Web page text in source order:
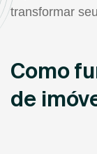
transformar
Como
de